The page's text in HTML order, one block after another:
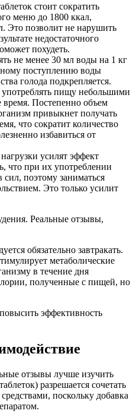
стоит сократить
меню до 1800 ккал,
Это позволит не нарушить
недостаточного
похудеть.
не менее 30 мл воды на 1 кг
поступлению воды
голода подкрепляется.
пищу небольшими
Постепенно объем
привыкнет получать
что сократит количество
избавиться от
усилят эффект
что при их употреблении
поэтому заниматься
Это только усилит
обязательно завтракать.
метаболические
в течение дня
полученные с пищей, но
эффективность
отзывы лучше изучить
разрешается сочетать
поскольку добавка